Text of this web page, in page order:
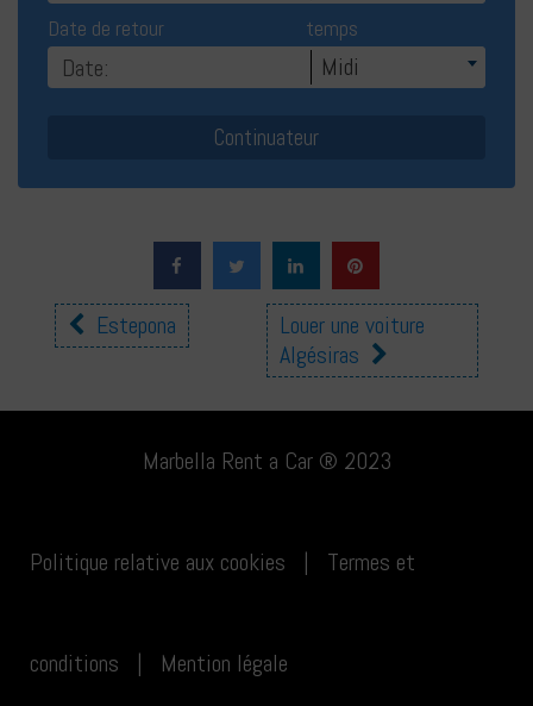
Date de retour temps
Midi
AutresEstepona
Louer une voiture
Algésiras
Marbella Rent a Car ® 2023
Politique relative aux cookies | Termes et
conditions | Mention légale